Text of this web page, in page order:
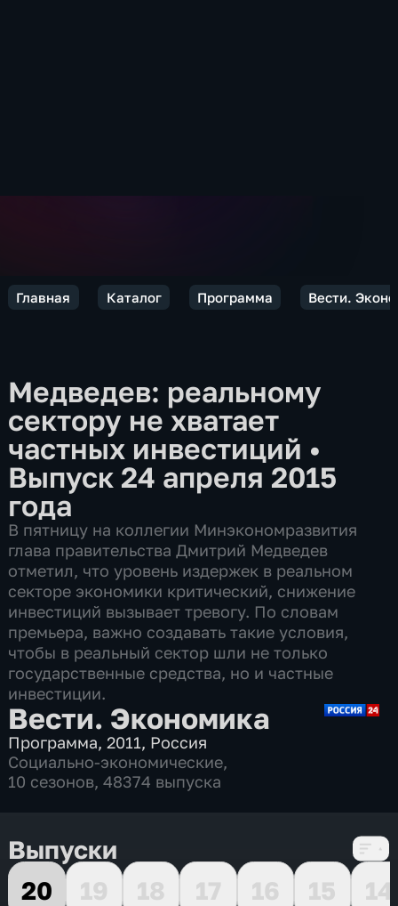
Главная Каталог Программа Вести.
Медведев: реальному
сектору не хватает
частных инвестиций •
Выпуск 24 апреля 2015
года
В пятницу на коллегии Минэкономразвития
глава правительства Дмитрий Медведев
отметил, что уровень издержек в реальном
секторе экономики критический, снижение
инвестиций вызывает тревогу. По словам
премьера, важно создавать такие условия,
чтобы в реальный сектор шли не только
государственные средства, но и частные
инвестиции.
Вести. Экономика
Программа,2011, Россия
Социально-экономические,
10 сезонов, 48374 выпуска
Выпуски
20
19 18 17 16 15
14